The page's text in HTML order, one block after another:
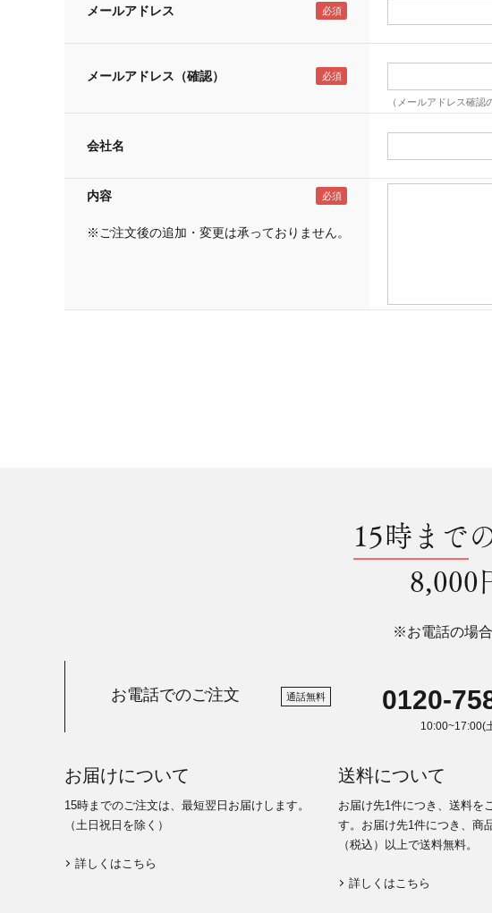
メールアドレス
メールアドレス（確認）
（メールアドレス確
会社名
内容
※ご注文後の追加・変更は承っておりません。
15時まで
8,000
※お電話の場
お電話でのご注文 通話無料 0120-
10:00~17:00(
お届けについて
15時までのご注文は、最短翌日お届けします。
（土日祝日を除く）
詳しくはこちら
送料について
お届け先1件につき、送料を
す。お届け先1件につき、商
（税込）以上で送料無料。
詳しくはこちら